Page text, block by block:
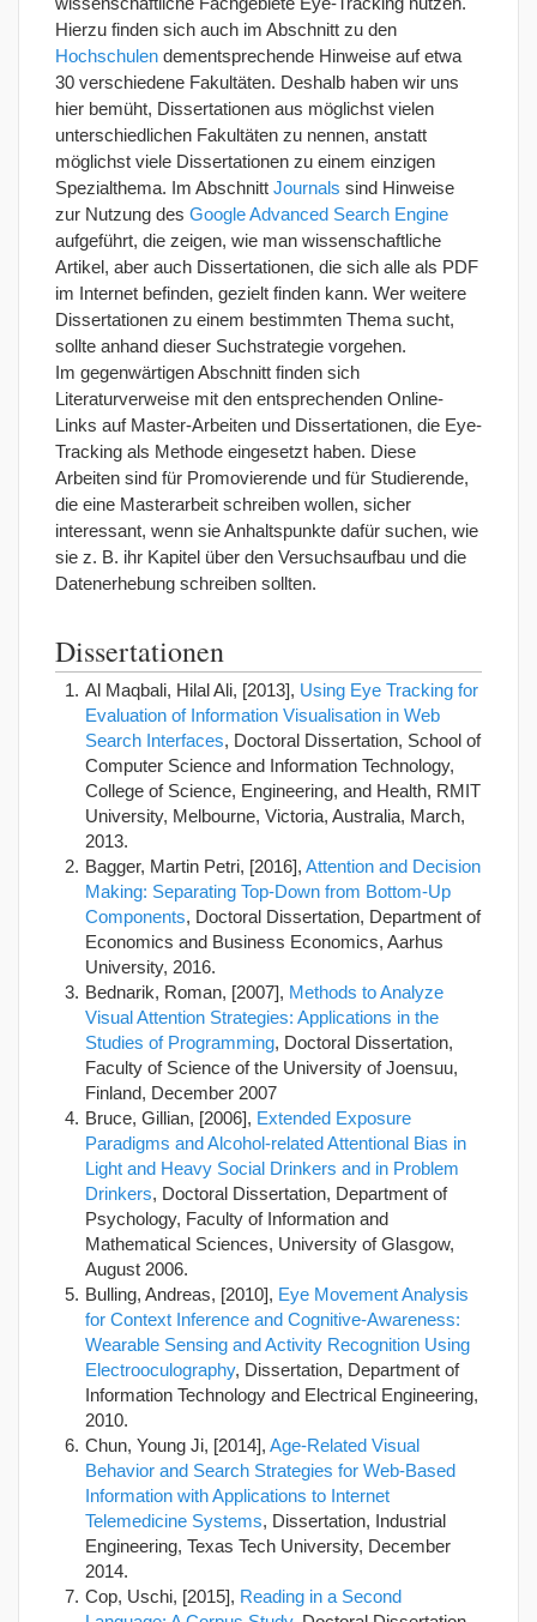
Hierzu finden sich auch im Abschnitt zu den
Hochschulen dementsprechende Hinweise auf etwa
30 verschiedene Fakultäten. Deshalb haben wir uns
hier bemüht, Dissertationen aus möglichst vielen
unterschiedlichen Fakultäten zu nennen, anstatt
möglichst viele Dissertationen zu einem einzigen
Spezialthema. Im Abschnitt Journals sind Hinweise
zur Nutzung des Google Advanced Search Engine
aufgeführt, die zeigen, wie man wissenschaftliche
Artikel, aber auch Dissertationen, die sich alle als PDF
im Internet befinden, gezielt finden kann. Wer weitere
Dissertationen zu einem bestimmten Thema sucht,
sollte anhand dieser Suchstrategie vorgehen.
Im gegenwärtigen Abschnitt finden sich
Literaturverweise mit den entsprechenden Online-
Links auf Master-Arbeiten und Dissertationen, die Eye-
Tracking als Methode eingesetzt haben. Diese
Arbeiten sind für Promovierende und für Studierende,
die eine Masterarbeit schreiben wollen, sicher
interessant, wenn sie Anhaltspunkte dafür suchen, wie
sie z. B. ihr Kapitel über den Versuchsaufbau und die
Datenerhebung schreiben sollten.
Dissertationen
Al Maqbali, Hilal Ali, [2013], Using Eye Tracking for
Evaluation of Information Visualisation in Web
Search Interfaces, Doctoral Dissertation, School of
Computer Science and Information Technology,
College of Science, Engineering, and Health, RMIT
University, Melbourne, Victoria, Australia, March,
2013.
Bagger, Martin Petri, [2016], Attention and Decision
Making: Separating Top-Down from Bottom-Up
Components, Doctoral Dissertation, Department of
Economics and Business Economics, Aarhus
University, 2016.
Bednarik, Roman, [2007], Methods to Analyze
Visual Attention Strategies: Applications in the
Studies of Programming, Doctoral Dissertation,
Faculty of Science of the University of Joensuu,
Finland, December 2007
Bruce, Gillian, [2006], Extended Exposure
Paradigms and Alcohol-related Attentional Bias in
Light and Heavy Social Drinkers and in Problem
Drinkers, Doctoral Dissertation, Department of
Psychology, Faculty of Information and
Mathematical Sciences, University of Glasgow,
August 2006.
Bulling, Andreas, [2010], Eye Movement Analysis
for Context Inference and Cognitive-Awareness:
Wearable Sensing and Activity Recognition Using
Electrooculography, Dissertation, Department of
Information Technology and Electrical Engineering,
2010.
Chun, Young Ji, [2014], Age-Related Visual
Behavior and Search Strategies for Web-Based
Information with Applications to Internet
Telemedicine Systems, Dissertation, Industrial
Engineering, Texas Tech University, December
2014.
Cop, Uschi, [2015], Reading in a Second